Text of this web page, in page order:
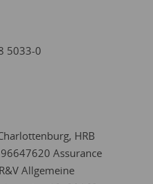
5033-0
HRB
Assurance
Allgemeine